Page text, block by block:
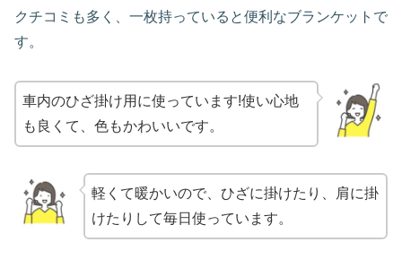
クチコミも多く、一枚持っていると便利なブランケットで
す。
車内のひざ掛け用に使っています!使い心地
も良くて、色もかわいいです。
軽くて暖かいので、ひざに掛けたり、肩に掛
けたりして毎日使っています。